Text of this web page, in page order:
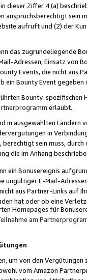
dieser Ziffer 4 (a)
anspruchsberechtigt sein
aufruft und (2) der
das zugrundeliegende
Adressen, Einsatz von
Events, die nicht
ein Bounty Event
Bounty-spezifischen
erlaubt.
in ausgewählten Ländern
in
berechtigt sein muss,
die im Anhang
ein Bonusereignis
ungültiger E-Mail-
aus Partner-Links auf
hat oder ob eine
Homepages für
am
um von den
vom Amazon